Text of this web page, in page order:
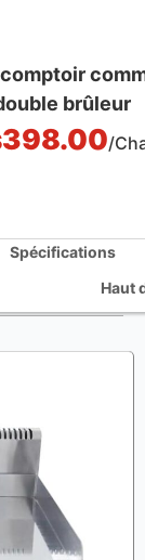
CM-EG-686 Gril
brûleur
398.00/
Spécifications
Haut